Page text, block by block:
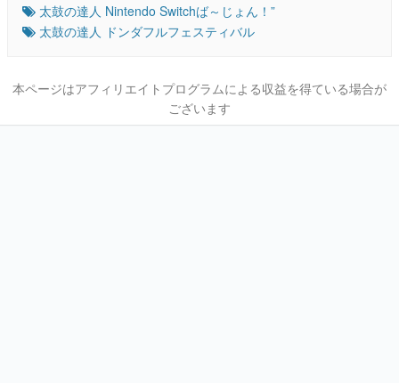
太鼓の達人 Nintendo Switchば～じょん！”
太鼓の達人 ドンダフルフェスティバル
本ページはアフィリエイトプログラムによる収益を得ている場合が
ございます